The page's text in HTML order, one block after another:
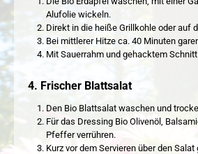
Alufolie wickeln.
Direkt in die heiße Grillkohle oder auf
Bei mittlerer Hitze ca. 40 Minuten
Mit Sauerrahm und gehacktem
4. Frischer Blattsalat
Den Bio Blattsalat waschen und
Für das Dressing Bio Olivenöl,
Pfeffer verrühren.
Kurz vor dem Servieren über den Salat